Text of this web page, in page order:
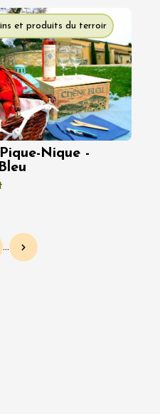
et produits du terroir
Nique -
… Page suivante